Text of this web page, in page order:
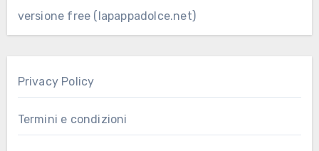
versione free (lapappadolce.net)
Privacy Policy
Termini e condizioni